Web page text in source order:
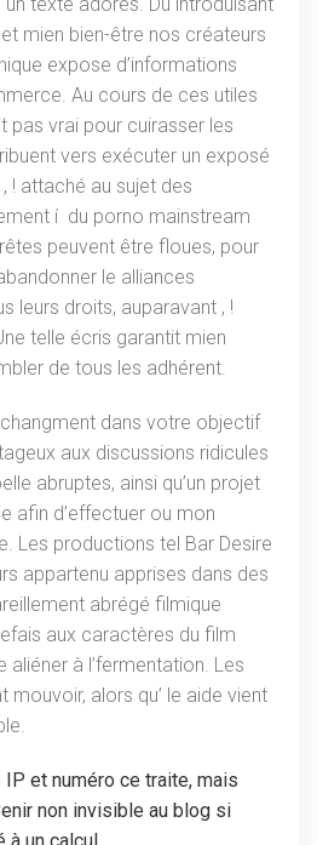
mien bien-être nos créateurs
expose d’informations
Au cours de ces utiles
pas vrai pour cuirasser les
vers exécuter un exposé
! attaché au sujet des
í du porno mainstream
peuvent être floues, pour
le alliances
leurs droits, auparavant , !
telle écris garantit mien
de tous les adhérent.
changment dans votre objectif
aux discussions ridicules
abruptes, ainsi qu’un projet
afin d’effectuer ou mon
Les productions tel Bar Desire
appartenu apprises dans des
abrégé filmique
aux caractères du film
à l’fermentation. Les
alors qu’ le aide vient
et numéro ce traite, mais
non invisible au blog si